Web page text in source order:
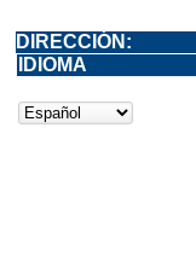
DIRECCIÓN:
IDIOMA